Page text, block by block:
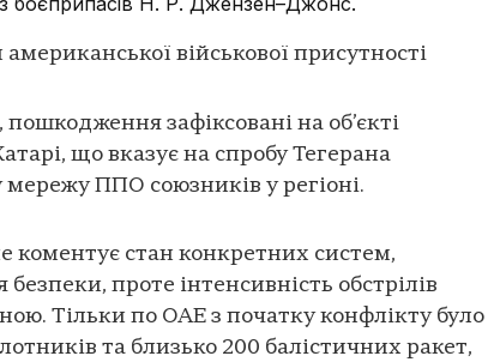
військової присутності
зафіксовані на об’єкті
що вказує на спробу Тегерана
ППО союзників у регіоні.
коментує стан конкретних систем,
проте інтенсивність обстрілів
Тільки по ОАЕ з початку конфлікту було
та близько 200 балістичних ракет,